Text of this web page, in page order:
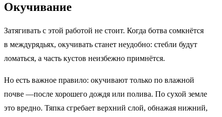
Окучивание
Затягивать с этой работой не стоит. Когда ботва сомкнётся
в междурядьях, окучивать станет неудобно: стебли будут
ломаться, а часть кустов неизбежно примнётся.
Но есть важное правило: окучивают только по влажной
почве —после хорошего дождя или полива. По сухой земле
это вредно. Тяпка сгребает верхний слой, обнажая нижний,